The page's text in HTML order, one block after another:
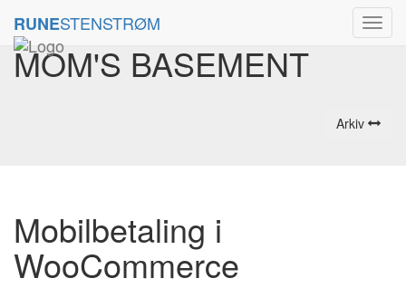
RUNESTENSTRØM
MOM'S BASEMENT
Arkiv
Mobilbetaling i
WooCommerce